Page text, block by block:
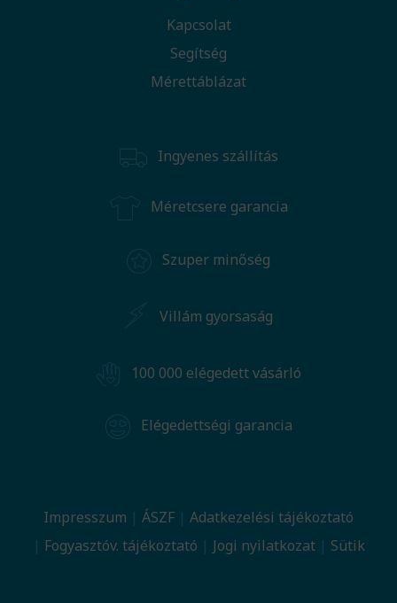
Kapcsolat
Segítség
Mérettáblázat
Ingyenes szállítás
Méretcsere garancia
Szuper minőség
Villám gyorsaság
100 000 elégedett vásárló
Elégedettségi garancia
Impresszum ÁSZF
Adatkezelési tájékoztató
Fogyasztóv. tájékoztató
Jogi nyilatkozat Sütik